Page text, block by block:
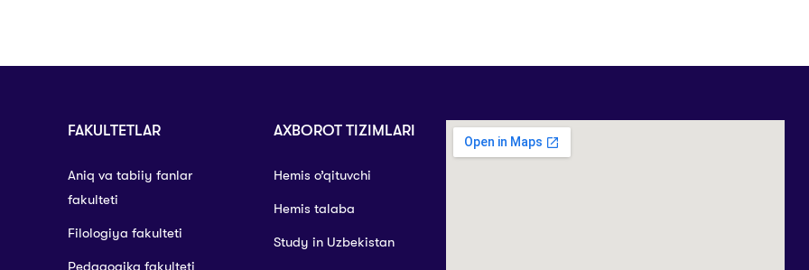
FAKULTETLAR
Aniq va tabiiy fanlar
fakulteti
Filologiya fakulteti
Pedagogika fakulteti
AXBOROT TIZIMLARI
Hemis o’qituvchi
Hemis talaba
Study in Uzbekistan